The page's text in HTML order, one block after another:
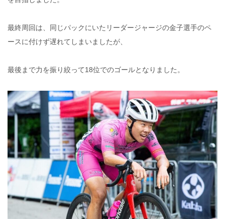
最終周回は、同じパックにいたリーダージャージの金子選手のペ
ースに付けず遅れてしまいましたが、
最後まで力を振り絞って18位でのゴールとなりました。